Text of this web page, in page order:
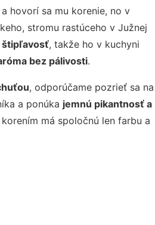
hovorí sa mu korenie, no v
stromu rastúceho v Južnej
štipľavosť, takže ho v kuchyni
bez pálivosti.
, odporúčame pozrieť sa na
a ponúka jemnú pikantnosť a
má spoločnú len farbu a